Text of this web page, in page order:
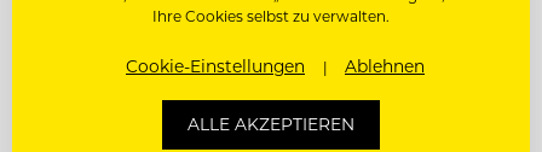
Ihre Cookies selbst zu verwalten.
Cookie-Einstellungen Ablehnen
ALLE AKZEPTIEREN